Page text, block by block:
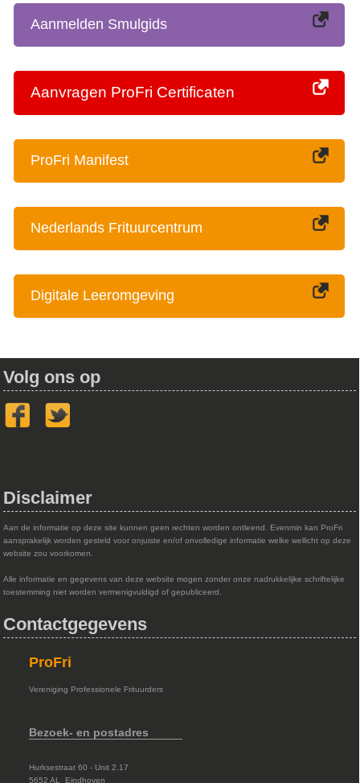
Aanmelden Smulgids
Aanvragen ProFri Certificaten
ProFri Manifest
Nederlands Frituurcentrum
Digitale Leeromgeving
Volg ons op
Disclaimer
Aan de informatie op deze site kunnen geen rechten worden ontleend. Evenmin kan ProFri
aansprakelijk worden gesteld voor onjuiste en/of onvolledige informatie welke wellicht op deze
website zou voorkomen.
Alle informatie en gegevens van deze website mogen zonder onze nadrukkelijke schriftelijke
toestemming niet worden vermenigvuldigd of gepubliceerd.
Contactgegevens
ProFri
Vereniging Professionele Frituurders
Bezoek- en postadres
Hurksestraat 60 - Unit 2.17
5652 AL Eindhoven